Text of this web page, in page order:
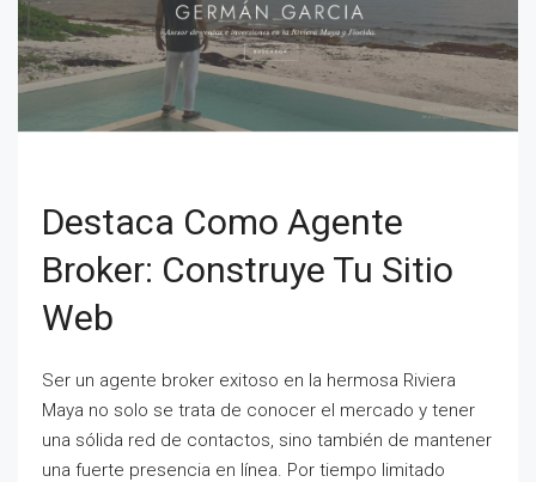
Destaca Como Agente
Broker: Construye Tu Sitio
Web
Ser un agente broker exitoso en la hermosa Riviera
Maya no solo se trata de conocer el mercado y tener
una sólida red de contactos, sino también de mantener
una fuerte presencia en línea. Por tiempo limitado